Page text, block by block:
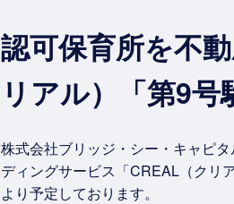
認可保育所を不
リアル）「第9
株式会社ブリッジ・シー・キャピ
ディングサービス「CREAL（クリ
より予定しております。